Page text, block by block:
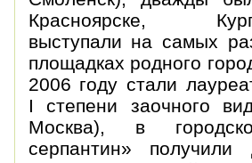
Красноярске,
выступали на самых
площадках родного
2006 году стали
I степени заочного
Москва), в
серпантин»